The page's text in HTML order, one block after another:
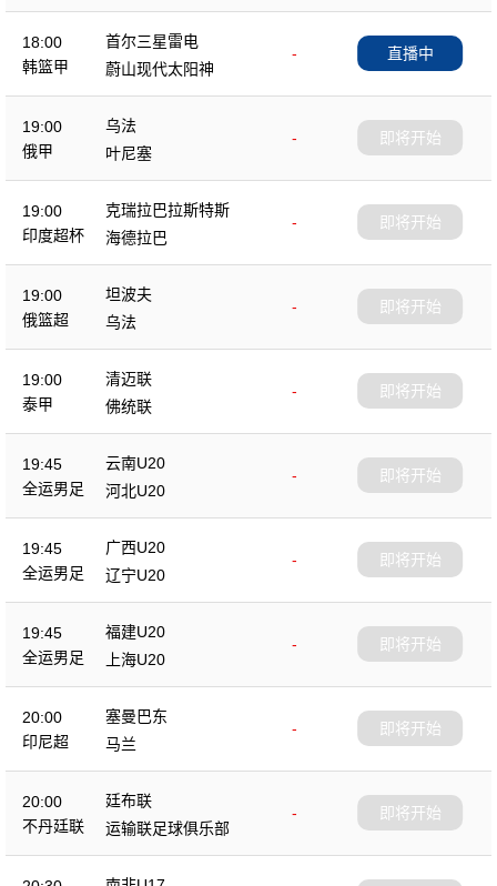
18:00
韩篮甲
首尔三星雷电
-
蔚山现代太阳神
直播中
19:00
俄甲
乌法
-
叶尼塞
即将开始
19:00
印度超杯
克瑞拉巴拉斯特斯
-
海德拉巴
即将开始
19:00
俄篮超
坦波夫
-
乌法
即将开始
19:00
泰甲
清迈联
-
佛统联
即将开始
19:45
全运男足
云南U20
-
河北U20
即将开始
19:45
全运男足
广西U20
-
辽宁U20
即将开始
19:45
全运男足
福建U20
-
上海U20
即将开始
20:00
印尼超
塞曼巴东
-
马兰
即将开始
20:00
不丹廷联
廷布联
-
运输联足球俱乐部
即将开始